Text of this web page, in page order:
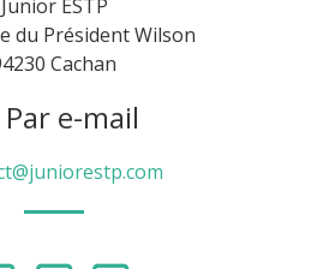
Junior ESTP
du Président Wilson
Cachan
e-mail